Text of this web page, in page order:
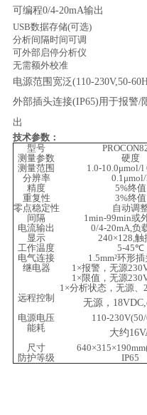
可编程0/4-20mA输出
USB数据存储(可选)
分析间隔时间可调
可外部启停分析仪
无需额外校准
电源范围宽泛(110-230V,50-
外部插头连接(IP65)用于报警/
出
技术参数：
型号
测量参数
硬度
测量范围
1.0-10.0μmol/l
分辨率
精度
5%终值
重复性
3%终值
零点稳定性
自动调
间隔
1min-99min或
电流输出
0/4-20mA,负
显示
240×128,触
工作温度
5-45℃
电气连接
1.5mm²环形
继电器
1×报警，无源
1×限值，无源
1×分析状态，无源、
远程控制
无源，
电源电压
110-
能耗
大约
尺寸
防护等级
IP65